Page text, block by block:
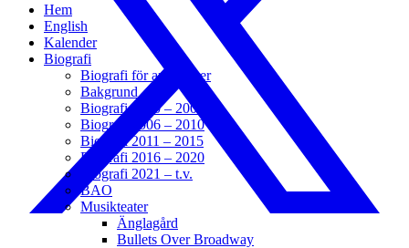
Hem
English
Kalender
Biografi
Biografi för arrangörer
Bakgrund
Biografi 2000 – 2005
Biografi 2006 – 2010
Biografi 2011 – 2015
Biografi 2016 – 2020
Biografi 2021 – t.v.
BAO
Musikteater
Änglagård
Bullets Over Broadway